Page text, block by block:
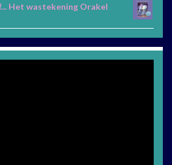
Het wastekening Orakel